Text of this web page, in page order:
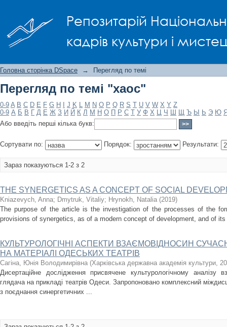
Репозитарій
кадрів культури і
Головна сторінка DSpace → Перегляд по темі
Перегляд по темі "хаос"
0-9 A B C D E F G H J K L M N O P Q R S T U V W X Y Z
0-9 А Б В Г Д Е Ж З И Й К Л М Н О П Р С Т У Ф Х Ц Ч Ш Щ Ъ Ы Ь Э Ю
Або введіть перші кілька букв:
Сортувати по: Порядок: Результати:
Зараз показуються 1-2 з 2
THE SYNERGETICS AS A CONCEPT OF SOCIAL
Kniazevych, Anna; Dmytruk, Vitaliy; Hrynokh, Natalia (2019)
The purpose of the article is the investigation of the processes of the
provisions of synergetics, as of a modern concept of development, and of
КУЛЬТУРОЛОГІЧНІ АСПЕКТИ ВЗАЄМОВІДНОСИН
НА МАТЕРІАЛІ ОДЕСЬКИХ ТЕАТРІВ
Сагіна, Юнія Володимирівна (Харківська державна академія культури,
Дисертаційне дослідження присвячене культурологічному аналізу
глядача на прикладі театрів Одеси. Запропоновано комплексний
з поєднання синергетичних ...